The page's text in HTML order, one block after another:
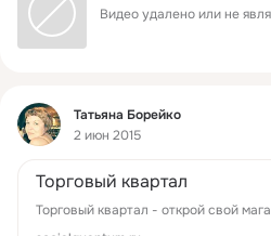
Видео удалено или не
Фид
Татьяна Борейко
2 июн 2015
Торговый квартал
Торговый квартал - открой свой